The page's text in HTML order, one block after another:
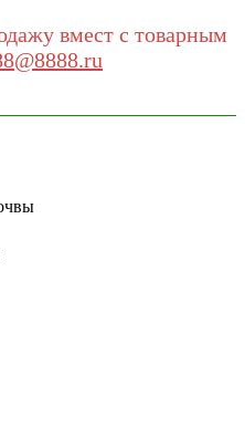
вмест с товарным